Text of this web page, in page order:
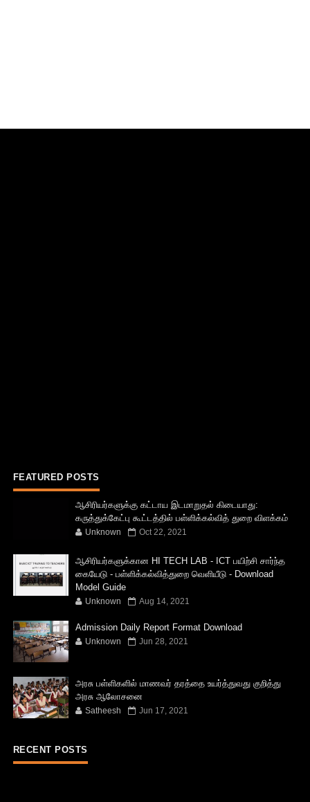
FEATURED POSTS
ஆசிரியர்களுக்கு கட்டாய இடமாறுதல் கிடையாது:
கருத்துக்கேட்பு கூட்டத்தில் பள்ளிக்கல்வித் துறை விளக்கம்
Unknown Oct 22, 2021
ஆசிரியர்களுக்கான HI TECH LAB - ICT பயிற்சி சார்ந்த
கையேடு - பள்ளிக்கல்வித்துறை வெளியீடு - Download
Model Guide
Unknown Aug 14, 2021
Admission Daily Report Format Download
Unknown Jun 28, 2021
அரசு பள்ளிகளில் மாணவர் தரத்தை உயர்த்துவது குறித்து
அரசு ஆலோசனை
Satheesh Jun 17, 2021
RECENT POSTS